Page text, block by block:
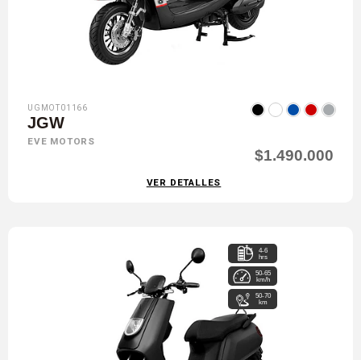
UGMOT01166
JGW
EVE MOTORS
$1.490.000
VER DETALLES
4-6
hrs
50-65
km/h
50-70
km